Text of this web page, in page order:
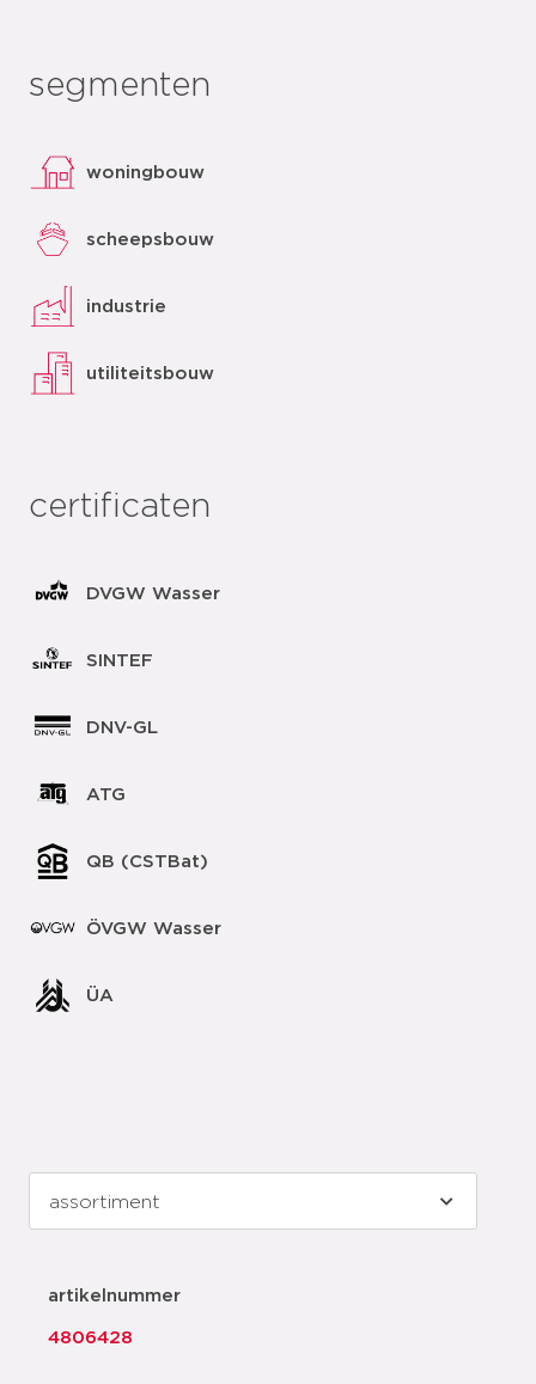
segmenten
woningbouw
scheepsbouw
industrie
utiliteitsbouw
certificaten
DVGW Wasser
SINTEF
DNV-GL
ATG
QB (CSTBat)
ÖVGW Wasser
ÜA
artikelnummer
4806428